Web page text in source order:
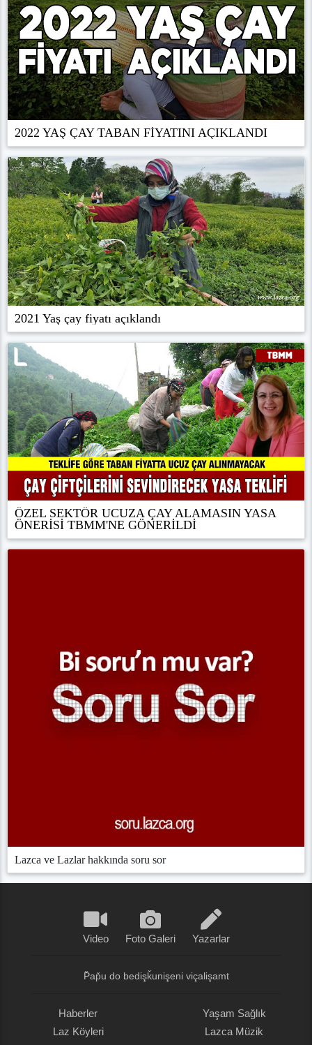
2022 YAŞ ÇAY TABAN FİYATINI AÇIKLANDI
2021 Yaş çay fiyatı açıklandı
ÖZEL SEKTÖR UCUZA ÇAY ALAMASIN YASA
ÖNERİSİ TBMM'NE GÖNERİLDİ
Lazca ve Lazlar hakkında soru sor
Video Foto Galeri Yazarlar
P̌ap̌u do bedişǩunişeni viçalişamt
Haberler
Laz Köyleri
Yaşam Sağlık
Lazca Müzik